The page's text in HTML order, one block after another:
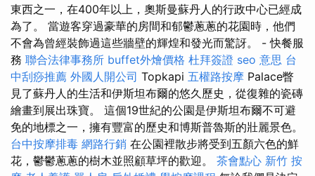
東西之一，在400年以上，奧斯曼蘇丹人的行政中心已經成
為了。 當遊客穿過豪華的房間和郁鬱蔥蔥的花園時，他們
不會為曾經裝飾過這些牆壁的輝煌和發光而驚訝。 - 快餐服
務 聯合法律事務所 buffet外燴價格 杜拜簽證 seo 意思 台
中刮痧推薦 外國人開公司 Topkapi 五權路按摩 Palace瞥
見了蘇丹人的生活和伊斯坦布爾的悠久歷史，從復雜的瓷磚
繪畫到展出珠寶。 這個19世紀的公園是伊斯坦布爾不可避
免的地標之一，擁有豐富的歷史和博斯普魯斯的壯麗景色。
台中按摩排毒 網路行銷 在公園裡散步將受到五顏六色的鮮
花，鬱鬱蔥蔥的樹木並照顧草坪的歡迎。 茶會點心 新竹 按